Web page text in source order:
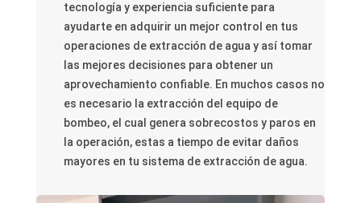
tecnología y experiencia suficiente para
ayudarte en adquirir un mejor control en tus
operaciones de extracción de agua y así tomar
las mejores decisiones para obtener un
aprovechamiento confiable. En muchos casos no
es necesario la extracción del equipo de
bombeo, el cual genera sobrecostos y paros en
la operación, estas a tiempo de evitar daños
mayores en tu sistema de extracción de agua.